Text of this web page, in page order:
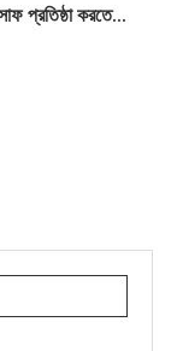
প্রতিষ্ঠা করতে...